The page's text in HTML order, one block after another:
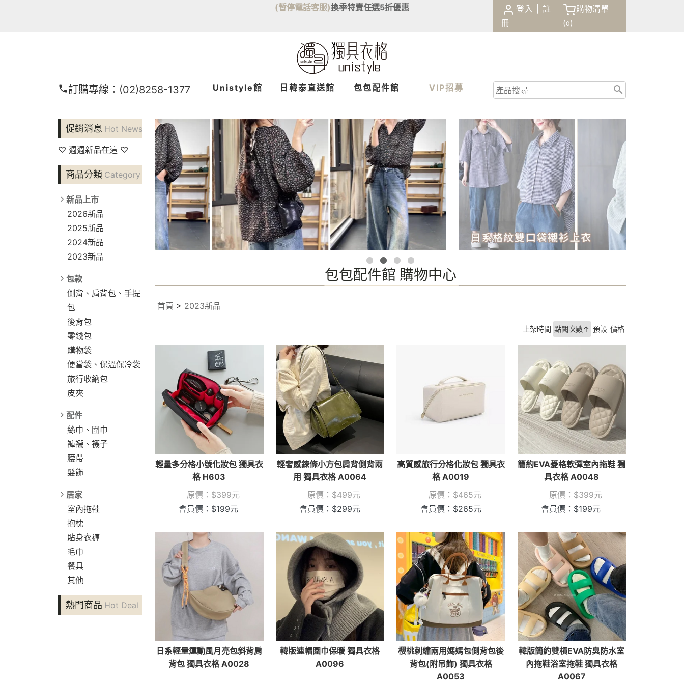
(暫停電話客服)換季特賣任選5折優惠 登入
註
冊
購物清單
(0)
訂購專線： (02)8258-1377 Unistyle館 日韓泰直送館 包包配件館 VIP招募
促銷消息 Hot News
♡ 週週新品在這 ♡
商品分類 Category
新品上市
2026新品
2025新品
2024新品
2023新品
包款
側背、肩背包、手提
包
後背包
零錢包
購物袋
便當袋、保溫保冷袋
旅行收納包
皮夾
配件
絲巾、圍巾
褲襪、襪子
腰帶
髮飾
居家
室內拖鞋
抱枕
貼身衣褲
毛巾
餐具
其他
熱門商品 Hot Deal
包包配件館 購物中心
首頁 > 2023新品
上架時間 點閱次數↑ 預設 價格
輕量多分格小號化妝包 獨具衣
格 H603
原價： $399元
會員價： $199元
輕奢感鍊條小方包肩背側背兩
用 獨具衣格 A0064
原價： $499元
會員價： $299元
高質感旅行分格化妝包 獨具衣
格 A0019
原價： $465元
會員價： $265元
簡約EVA菱格軟彈室內拖鞋 獨
具衣格 A0048
原價： $399元
會員價： $199元
日系輕量運動風月亮包斜背肩
背包 獨具衣格 A0028
韓版連帽圍巾保暖 獨具衣格
A0096
櫻桃刺繡兩用媽媽包側背包後
背包(附吊飾) 獨具衣格
A0053
韓版簡約雙槓EVA防臭防水室
內拖鞋浴室拖鞋 獨具衣格
A0067